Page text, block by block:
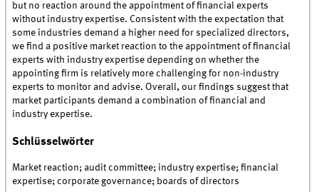
but no reaction around the appointment of financial experts
without industry expertise. Consistent with the expectation that
some industries demand a higher need for specialized directors,
we find a positive market reaction to the appointment of financial
experts with industry expertise depending on whether the
appointing firm is relatively more challenging for non-industry
experts to monitor and advise. Overall, our findings suggest that
market participants demand a combination of financial and
industry expertise.
Schlüsselwörter
Market reaction; audit committee; industry expertise; financial
expertise; corporate governance; boards of directors